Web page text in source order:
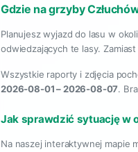
Gdzie na grzyby
Planujesz wyjazd do lasu w
odwiedzających te lasy.
Wszystkie raporty i zdjęcia
2026-08-01 – 2026-08-07.
Jak sprawdzić sytuację w
Na naszej interaktywnej mapie